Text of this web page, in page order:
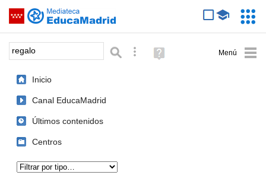
Saltar navegación
Palabra o frase: Búsqueda avanzada
Ayuda
(en
Inicio
Canal EducaMadrid
Últimos contenidos
Centros